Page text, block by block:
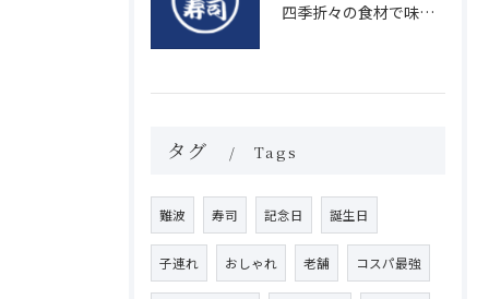
四季折々の食材で味わう絶品握り寿司の魅力
タグ Tags
難波 寿司 記念日 誕生日
子連れ おしゃれ 老舗 コスパ最強